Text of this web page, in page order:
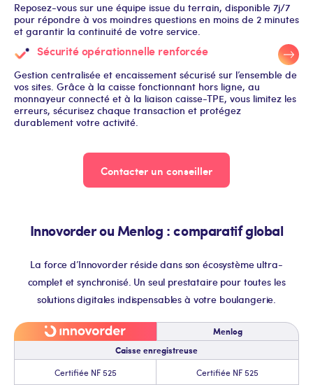
Reposez-vous sur une équipe issue du terrain, disponible 7j/7
pour répondre à vos moindres questions en moins de 2 minutes
et garantir la continuité de votre service.
Sécurité opérationnelle renforcée
Gestion centralisée et encaissement sécurisé sur l’ensemble de
vos sites. Grâce à la caisse fonctionnant hors ligne, au
monnayeur connecté et à la liaison caisse-TPE, vous limitez les
erreurs, sécurisez chaque transaction et protégez
durablement votre activité.
Contacter un conseiller
Innovorder ou Menlog : comparatif global
La force d’Innovorder réside dans son écosystème ultra-
complet et synchronisé. Un seul prestataire pour toutes les
solutions digitales indispensables à votre boulangerie.
Menlog
Caisse enregistreuse
Certifiée NF 525 Certifiée NF 525